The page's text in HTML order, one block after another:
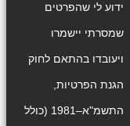
ידוע לי שהפרטים
שמסרתי יישמרו
ויעובדו בהתאם לחוק
הגנת הפרטיות,
התשמ"א–1981 (כולל